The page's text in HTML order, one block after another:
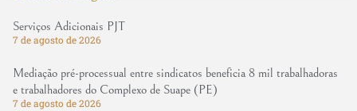
Serviços Adicionais PJT
7 de agosto de 2026
Mediação pré-processual entre sindicatos beneficia 8 mil trabalhadoras
e trabalhadores do Complexo de Suape (PE)
7 de agosto de 2026